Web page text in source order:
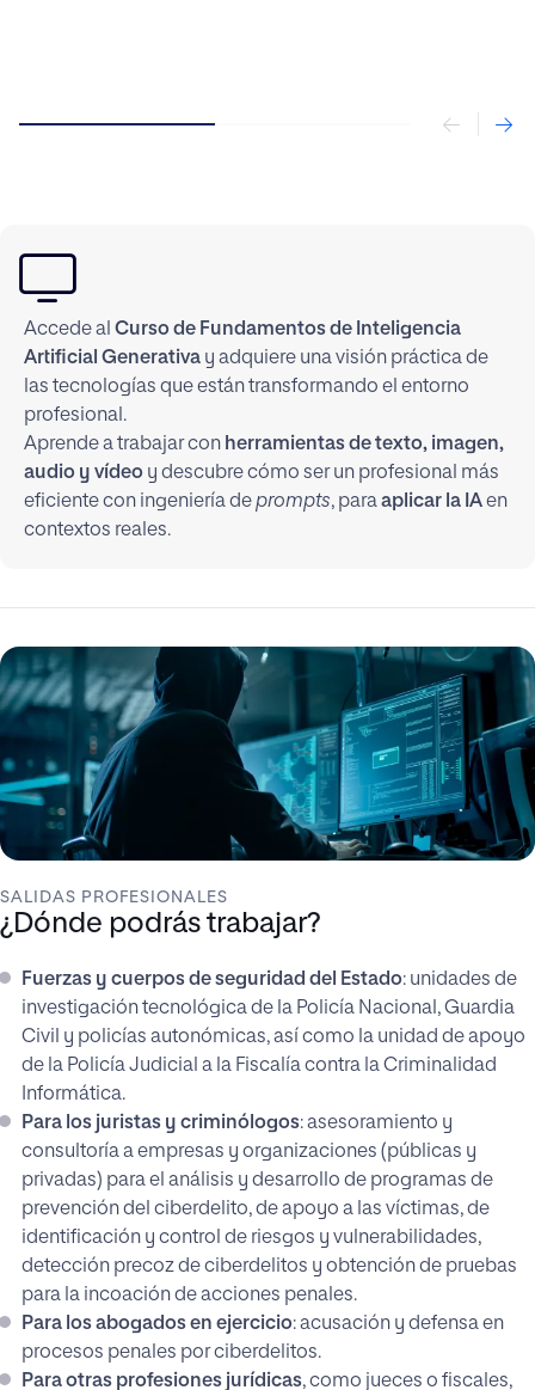
Accede al Curso de Fundamentos de Inteligencia
Artificial Generativa y adquiere una visión práctica de
las tecnologías que están transformando el entorno
profesional.
Aprende a trabajar con herramientas de texto, imagen,
audio y vídeo y descubre cómo ser un profesional más
eficiente con ingeniería deprompts, paraaplicar la IAen
contextos reales.
SALIDAS PROFESIONALES
¿Dónde podrás trabajar?
Fuerzas y cuerpos de seguridad del Estado: unidades de
investigación tecnológica de la Policía Nacional, Guardia
Civil y policías autonómicas, así como la unidad de apoyo
de la Policía Judicial a la Fiscalía contra la Criminalidad
Informática.
Para los juristas y criminólogos: asesoramiento y
consultoría a empresas y organizaciones (públicas y
privadas) para el análisis y desarrollo de programas de
prevención del ciberdelito, de apoyo a las víctimas, de
identificación y control de riesgos y vulnerabilidades,
detección precoz de ciberdelitos y obtención de pruebas
para la incoación de acciones penales.
Para los abogados en ejercicio: acusación y defensa en
procesos penales por ciberdelitos.
Para otras profesiones jurídicas, como jueces o fiscales,